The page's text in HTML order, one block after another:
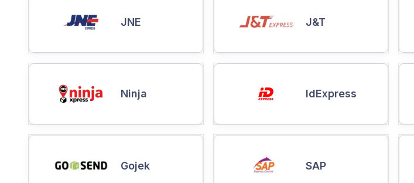
JNE J&T
Ninja IdExpress
Gojek SAP